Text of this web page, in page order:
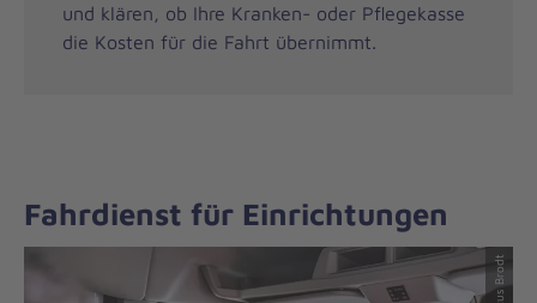
und klären, ob Ihre Kranken- oder Pflegekasse
die Kosten für die Fahrt übernimmt.
Fahrdienst für Einrichtungen